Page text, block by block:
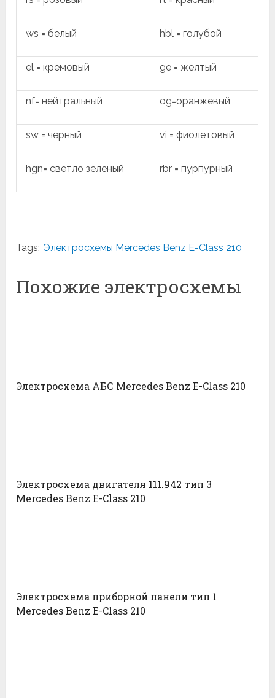
ws = белый hbl = голубой
el = кремовый ge = желтый
nf= нейтральный og=оранжевый
sw = черный vi = фиолетовый
hgn= светло зеленый rbr = пурпурный
Tags: Электросхемы Mercedes Benz E-Class 210
Похожие электросхемы
Электросхема АБС Mercedes Benz E-Class 210
Электросхема двигателя 111.942 тип 3
Mercedes Benz E-Class 210
Электросхема приборной панели тип 1
Mercedes Benz E-Class 210